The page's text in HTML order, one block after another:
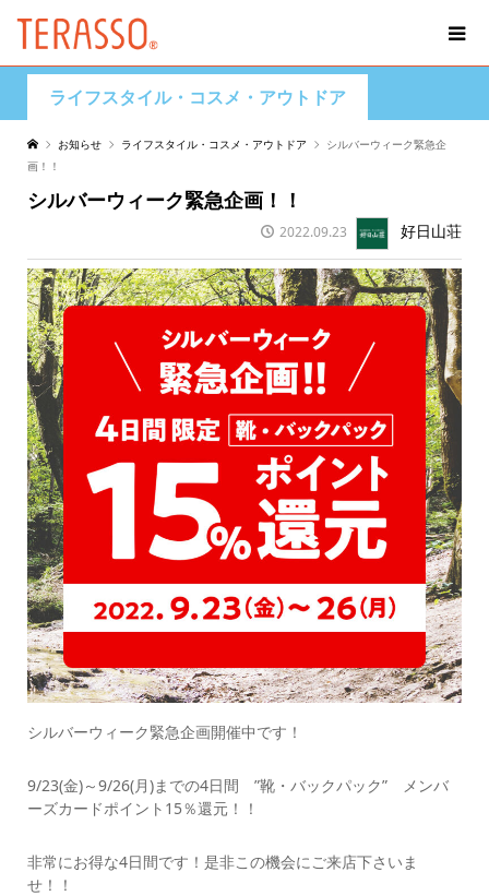
ライフスタイル・コスメ・アウトドア
お知らせ ライフスタイル・コスメ・アウトドア
シルバーウィーク緊急企
画！！
シルバーウィーク緊急企画！！
2022.09.23 好日山荘
シルバーウィーク緊急企画開催中です！
9/23(金)～9/26(月)までの4日間 ”靴・バックパック” メンバ
ーズカードポイント15％還元！！
非常にお得な4日間です！是非この機会にご来店下さいま
せ！！